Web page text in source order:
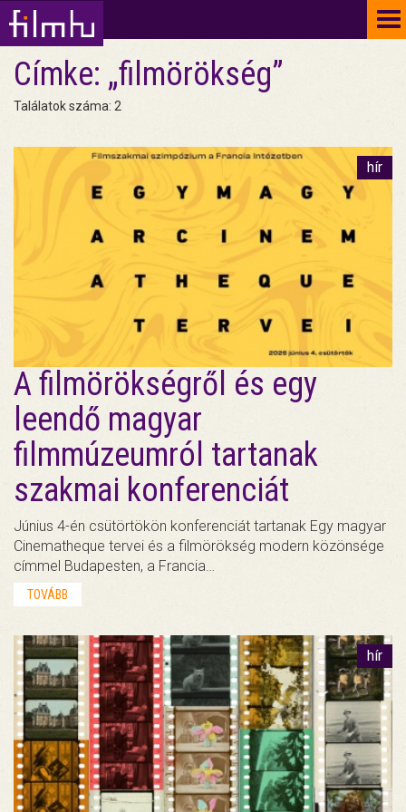
Címke: „filmörökség”
Találatok száma: 2
hír
A filmörökségről és egy
leendő magyar
filmmúzeumról tartanak
szakmai konferenciát
Június 4-én csütörtökön konferenciát tartanak Egy magyar
Cinematheque tervei és a filmörökség modern közönsége
címmel Budapesten, a Francia…
TOVÁBB
hír